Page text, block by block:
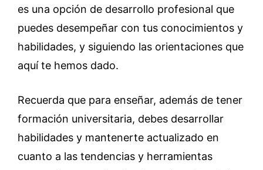
es una opción de desarrollo profesional que
puedes desempeñar con tus conocimientos y
habilidades, y siguiendo las orientaciones que
aquí te hemos dado.
Recuerda que para enseñar, además de tener
formación universitaria, debes desarrollar
habilidades y mantenerte actualizado en
cuanto a las tendencias y herramientas